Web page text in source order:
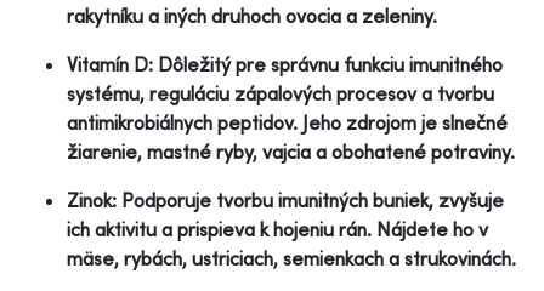
rakytníku a iných druhoch ovocia a zeleniny.
Vitamín D: Dôležitý pre správnu funkciu imunitného
systému, reguláciu zápalových procesov a tvorbu
antimikrobiálnych peptidov. Jeho zdrojom je slnečné
žiarenie, mastné ryby, vajcia a obohatené potraviny.
Zinok: Podporuje tvorbu imunitných buniek, zvyšuje
ich aktivitu a prispieva k hojeniu rán. Nájdete ho v
mäse, rybách, ustriciach, semienkach a strukovinách.